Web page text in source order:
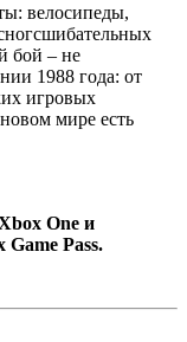
велосипеды,
бой – не
1988 года: от
игровых
мире есть
One и
Game Pass.